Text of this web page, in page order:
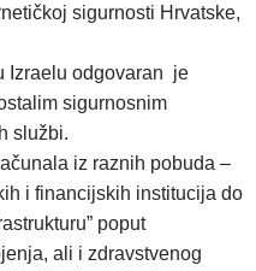
sigurnosti Hrvatske,
Izraelu odgovaran je
sigurnosnim
službi.
iz raznih pobuda –
i financijskih institucija do
poput
ali i zdravstvenog